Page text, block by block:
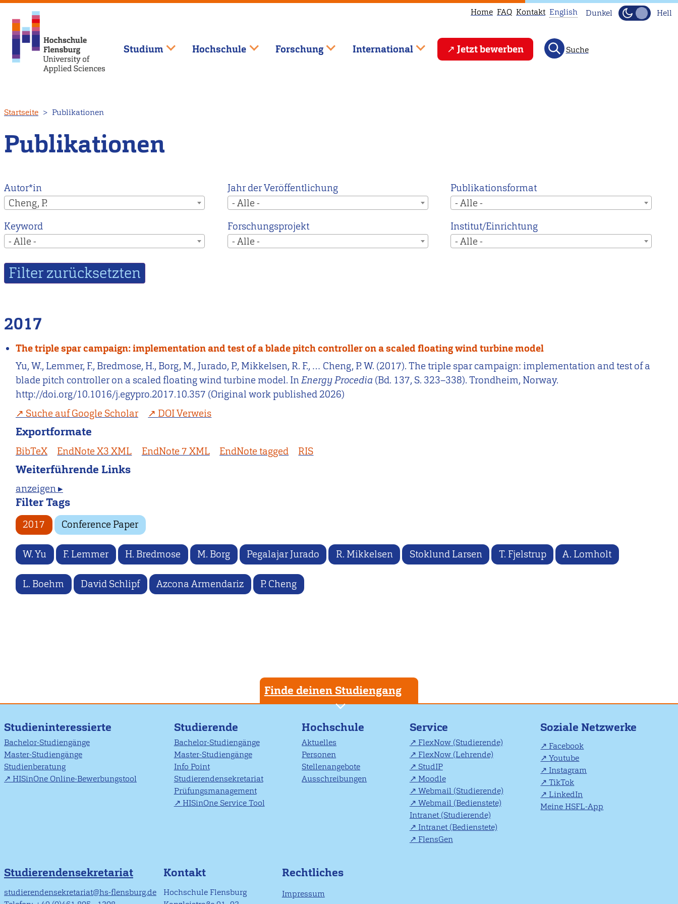
zum
Inhalt
Home FAQ Kontakt
This
page
main
page
English Dunkel Hell
Studium Hochschule Forschung International Jetzt bewerben Suche
Startseite Publikationen
Publikationen
Autor*in
Cheng, P.
Jahr der Veröffentlichung
- Alle -
Publikationsformat
- Alle -
Keyword
- Alle -
Forschungsprojekt
- Alle -
Institut/Einrichtung
- Alle -
2017
The triple spar campaign: implementation and test of a blade pitch controller on a scaled floating wind turbine model
Yu, W., Lemmer, F., Bredmose, H., Borg, M., Jurado, P., Mikkelsen, R. F., … Cheng, P. W. (2017). The triple spar campaign: implementation and test of a
blade pitch controller on a scaled floating wind turbine model. InEnergy Procedia (Bd. 137, S. 323–338). Trondheim, Norway.
http://doi.org/10.1016/j.egypro.2017.10.357 (Original work published 2026)
Suche auf Google Scholar
DOI Verweis
Exportformate
BibTeX EndNote X3 XML EndNote 7 XML EndNote tagged RIS
Weiterführende Links
anzeigen ▸
Filter Tags
2017 Conference Paper
W. Yu F. Lemmer H. Bredmose M. Borg Pegalajar Jurado R. Mikkelsen Stoklund Larsen T. Fjelstrup A. Lomholt
L. Boehm David Schlipf Azcona Armendariz P. Cheng
Finde deinen Studiengang
Studieninteressierte
Bachelor-Studiengänge
Master-Studiengänge
Studienberatung
HISinOne Online-Bewerbungstool
Studierende
Bachelor-Studiengänge
Master-Studiengänge
Info Point
Studierendensekretariat
Prüfungsmanagement
HISinOne Service Tool
Hochschule
Aktuelles
Personen
Stellenangebote
Ausschreibungen
Service
FlexNow (Studierende)
FlexNow (Lehrende)
StudIP
Moodle
Webmail (Studierende)
Webmail (Bedienstete)
Intranet (Studierende)
Intranet (Bedienstete)
FlensGen
Soziale Netzwerke
Facebook
Youtube
Instagram
TikTok
LinkedIn
Meine HSFL-App
Studierendensekretariat
studierendensekretariat@hs-flensburg.de
Kontakt
Hochschule Flensburg
Rechtliches
Impressum